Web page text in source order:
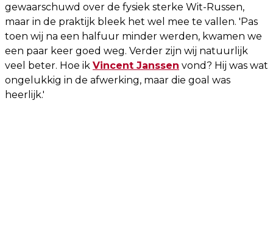
gewaarschuwd over de fysiek sterke Wit-Russen,
maar in de praktijk bleek het wel mee te vallen. 'Pas
toen wij na een halfuur minder werden, kwamen we
een paar keer goed weg. Verder zijn wij natuurlijk
veel beter. Hoe ik Vincent Janssen vond? Hij was wat
ongelukkig in de afwerking, maar die goal was
heerlijk.'